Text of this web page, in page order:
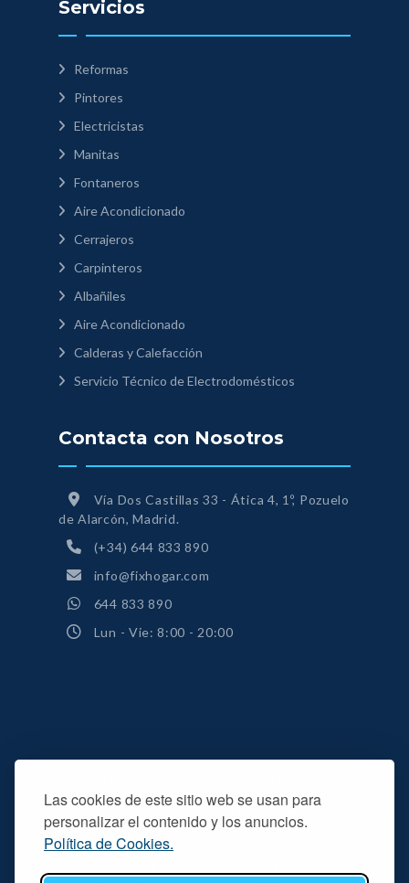
Las cookies de este sitio web se usan para
personalizar el contenido y los anuncios.
Política de Cookies.
Servicios
Reformas
Pintores
Electricistas
Manitas
Fontaneros
Aire Acondicionado
Cerrajeros
Carpinteros
Albañiles
Aire Acondicionado
Calderas y Calefacción
Servicio Técnico de Electrodomésticos
Contacta con Nosotros
Vía Dos Castillas 33 - Ática 4, 1º, Pozuelo
de Alarcón, Madrid.
(+34) 644 833 890
info@fixhogar.com
644 833 890
Lun - Vie: 8:00 - 20:00
Este sitio está protegido por reCAPTCHA y se
aplican lapolítica de privacidadytérminos del
serviciode Google. Las marcas comerciales